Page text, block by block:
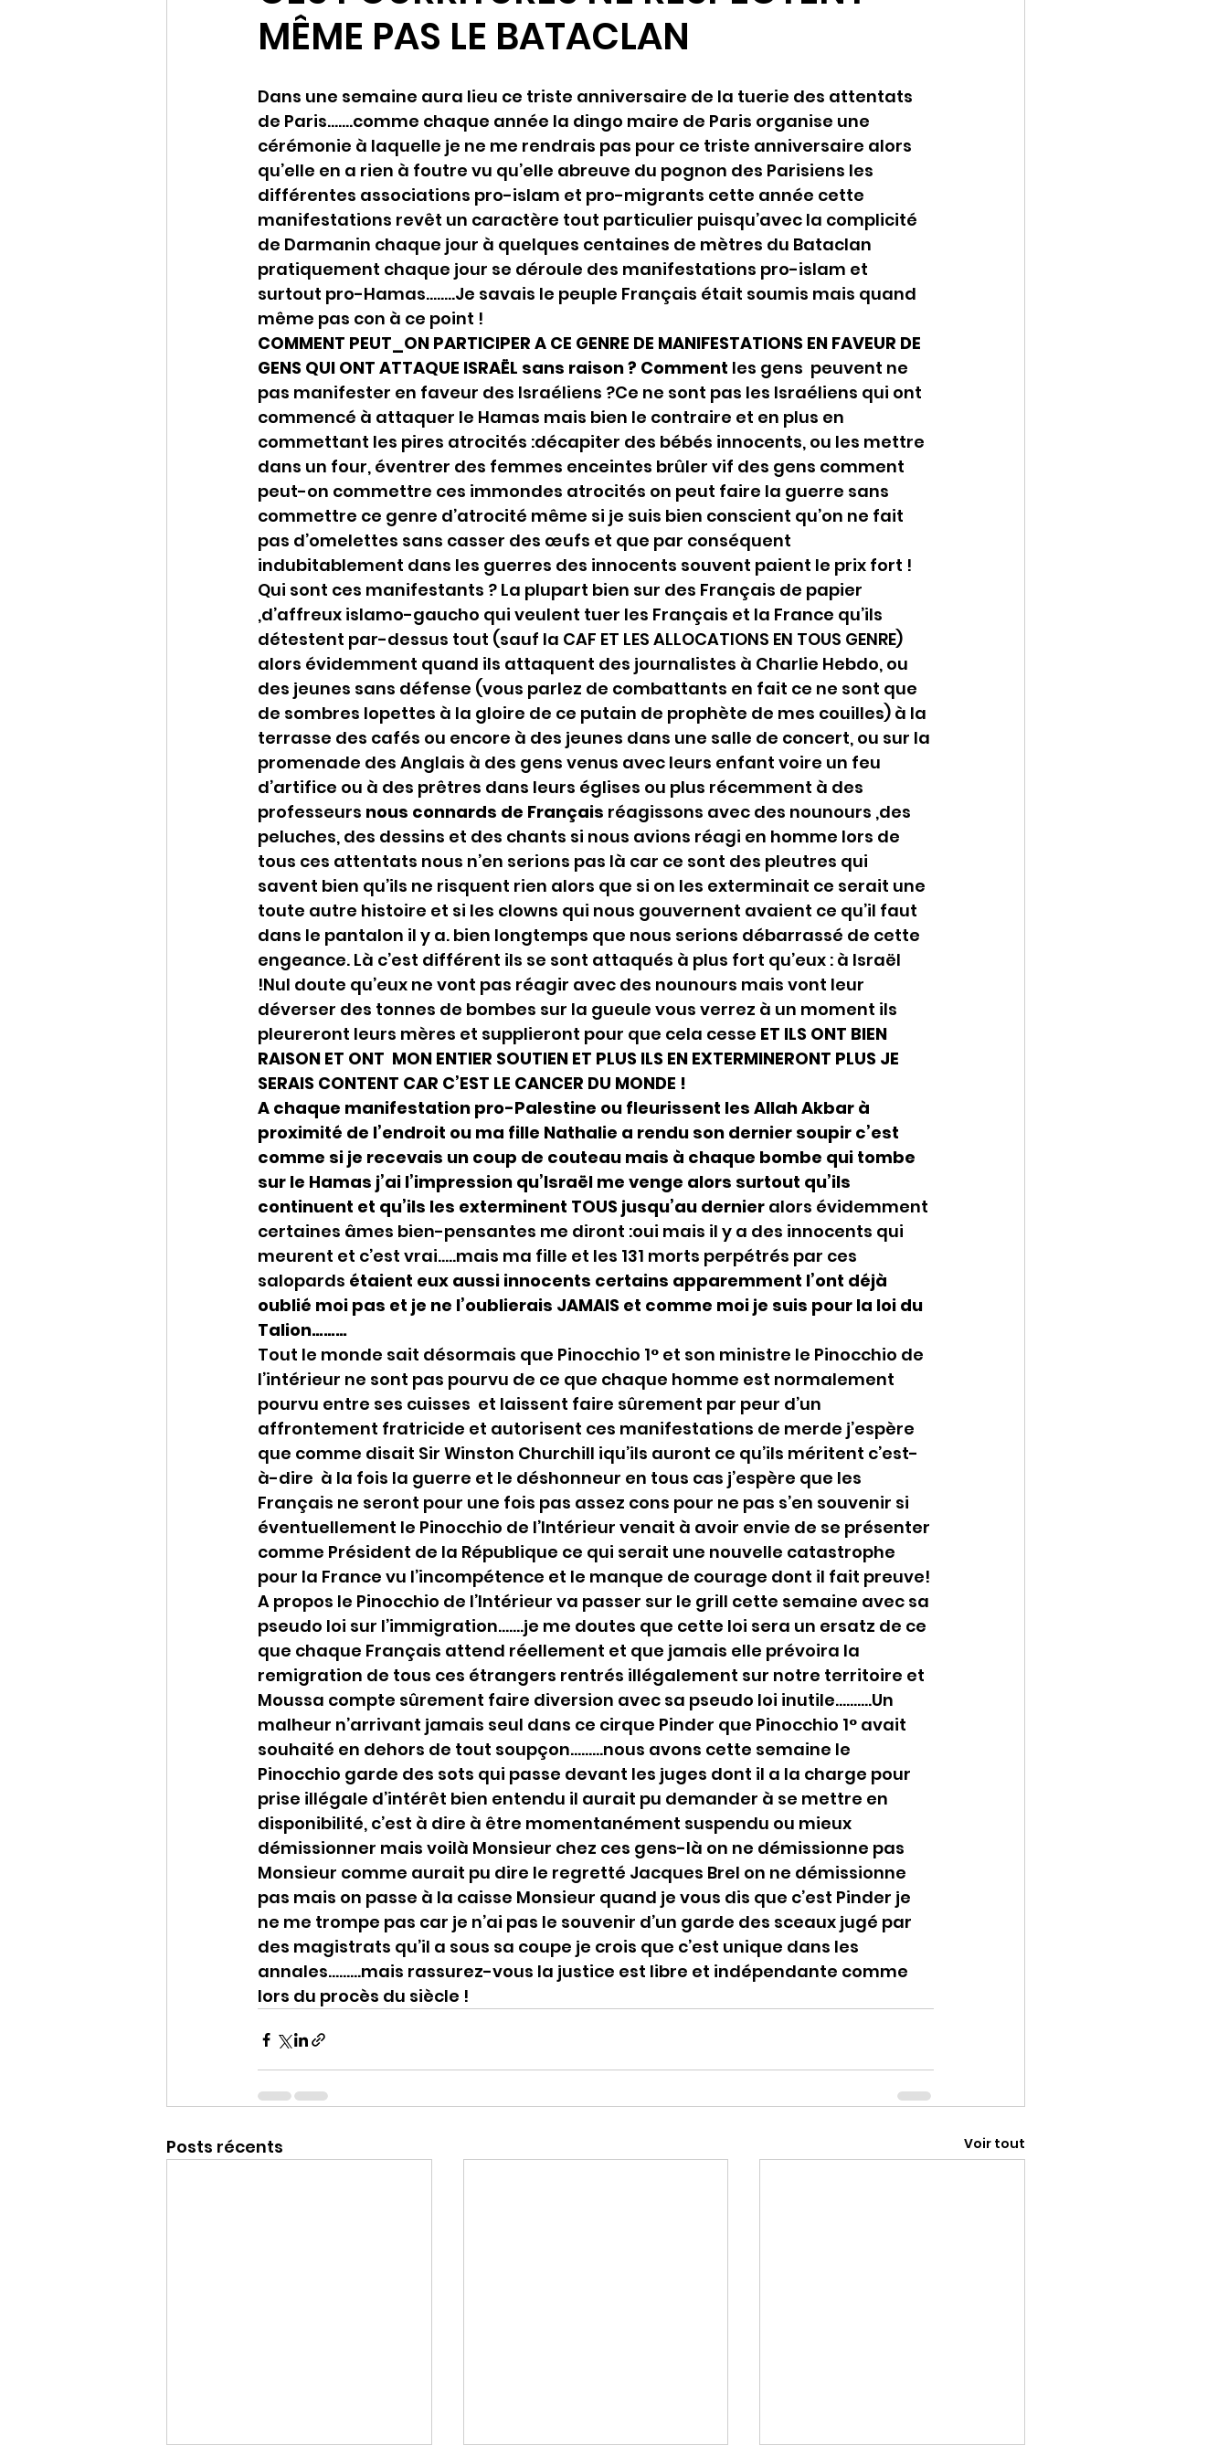
MÊME PAS LE BATACLAN
Dans une semaine aura lieu ce triste anniversaire de la tuerie des attentats
de Paris…….comme chaque année la dingo maire de Paris organise une
cérémonie à laquelle je ne me rendrais pas pour ce triste anniversaire alors
qu’elle en a rien à foutre vu qu’elle abreuve du pognon des Parisiens les
différentes associations pro-islam et pro-migrants cette année cette
manifestations revêt un caractère tout particulier puisqu’avec la complicité
de Darmanin chaque jour à quelques centaines de mètres du Bataclan
pratiquement chaque jour se déroule des manifestations pro-islam et
surtout pro-Hamas……..Je savais le peuple Français était soumis mais quand
même pas con à ce point !
COMMENT PEUT_ON PARTICIPER A CE GENRE DE MANIFESTATIONS EN FAVEUR DE
GENS QUI ONT ATTAQUE ISRAËL sans raison ? Comment les gens  peuvent ne
pas manifester en faveur des Israéliens ?Ce ne sont pas les Israéliens qui ont
commencé à attaquer le Hamas mais bien le contraire et en plus en
commettant les pires atrocités :décapiter des bébés innocents, ou les mettre
dans un four, éventrer des femmes enceintes brûler vif des gens comment
peut-on commettre ces immondes atrocités on peut faire la guerre sans
commettre ce genre d’atrocité même si je suis bien conscient qu’on ne fait
pas d’omelettes sans casser des œufs et que par conséquent
indubitablement dans les guerres des innocents souvent paient le prix fort !
Qui sont ces manifestants ? La plupart bien sur des Français de papier
,d’affreux islamo-gaucho qui veulent tuer les Français et la France qu’ils
détestent par-dessus tout (sauf la CAF ET LES ALLOCATIONS EN TOUS GENRE)
alors évidemment quand ils attaquent des journalistes à Charlie Hebdo, ou
des jeunes sans défense (vous parlez de combattants en fait ce ne sont que
de sombres lopettes à la gloire de ce putain de prophète de mes couilles) à la
terrasse des cafés ou encore à des jeunes dans une salle de concert, ou sur la
promenade des Anglais à des gens venus avec leurs enfant voire un feu
d’artifice ou à des prêtres dans leurs églises ou plus récemment à des
professeurs nous connards de Français réagissons avec des nounours ,des
peluches, des dessins et des chants si nous avions réagi en homme lors de
tous ces attentats nous n’en serions pas là car ce sont des pleutres qui
savent bien qu’ils ne risquent rien alors que si on les exterminait ce serait une
toute autre histoire et si les clowns qui nous gouvernent avaient ce qu’il faut
dans le pantalon il y a. bien longtemps que nous serions débarrassé de cette
engeance. Là c’est différent ils se sont attaqués à plus fort qu’eux : à Israël
!Nul doute qu’eux ne vont pas réagir avec des nounours mais vont leur
déverser des tonnes de bombes sur la gueule vous verrez à un moment ils
pleureront leurs mères et supplieront pour que cela cesse ET ILS ONT BIEN
RAISON ET ONT  MON ENTIER SOUTIEN ET PLUS ILS EN EXTERMINERONT PLUS JE
SERAIS CONTENT CAR C’EST LE CANCER DU MONDE !
A chaque manifestation pro-Palestine ou fleurissent les Allah Akbar à
proximité de l’endroit ou ma fille Nathalie a rendu son dernier soupir c’est
comme si je recevais un coup de couteau mais à chaque bombe qui tombe
sur le Hamas j’ai l’impression qu’Israël me venge alors surtout qu’ils
continuent et qu’ils les exterminent TOUS jusqu’au dernier alors évidemment
certaines âmes bien-pensantes me diront :oui mais il y a des innocents qui
meurent et c’est vrai…..mais ma fille et les 131 morts perpétrés par ces
salopards étaient eux aussi innocents certains apparemment l’ont déjà
oublié moi pas et je ne l’oublierais JAMAIS et comme moi je suis pour la loi du
Talion………
Tout le monde sait désormais que Pinocchio 1° et son ministre le Pinocchio de
l’intérieur ne sont pas pourvu de ce que chaque homme est normalement
pourvu entre ses cuisses  et laissent faire sûrement par peur d’un
affrontement fratricide et autorisent ces manifestations de merde j’espère
que comme disait Sir Winston Churchill iqu’ils auront ce qu’ils méritent c’est-
à-dire  à la fois la guerre et le déshonneur en tous cas j’espère que les
Français ne seront pour une fois pas assez cons pour ne pas s’en souvenir si
éventuellement le Pinocchio de l’Intérieur venait à avoir envie de se présenter
comme Président de la République ce qui serait une nouvelle catastrophe
pour la France vu l’incompétence et le manque de courage dont il fait preuve!
A propos le Pinocchio de l’Intérieur va passer sur le grill cette semaine avec sa
pseudo loi sur l’immigration…….je me doutes que cette loi sera un ersatz de ce
que chaque Français attend réellement et que jamais elle prévoira la
remigration de tous ces étrangers rentrés illégalement sur notre territoire et
Moussa compte sûrement faire diversion avec sa pseudo loi inutile……….Un
malheur n’arrivant jamais seul dans ce cirque Pinder que Pinocchio 1° avait
souhaité en dehors de tout soupçon………nous avons cette semaine le
Pinocchio garde des sots qui passe devant les juges dont il a la charge pour
prise illégale d’intérêt bien entendu il aurait pu demander à se mettre en
disponibilité, c’est à dire à être momentanément suspendu ou mieux
démissionner mais voilà Monsieur chez ces gens-là on ne démissionne pas
Monsieur comme aurait pu dire le regretté Jacques Brel on ne démissionne
pas mais on passe à la caisse Monsieur quand je vous dis que c’est Pinder je
ne me trompe pas car je n’ai pas le souvenir d’un garde des sceaux jugé par
des magistrats qu’il a sous sa coupe je crois que c’est unique dans les
annales………mais rassurez-vous la justice est libre et indépendante comme
lors du procès du siècle !
Posts récents Voir tout